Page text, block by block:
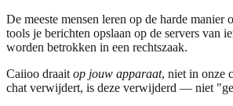
De meeste mensen leren op de harde
tools je berichten opslaan op de servers
worden betrokken in een rechtszaak.
Caiioo draait op jouw apparaat, niet in onze
chat verwijdert, is deze verwijderd — niet